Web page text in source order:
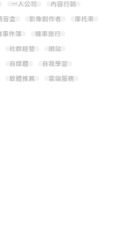
一人公司
內容行銷
盲盒 影像創作者
摩托車
事件簿
機車旅行
社群經營
網站
自媒體
自我學習
軟體推薦
雲端服務